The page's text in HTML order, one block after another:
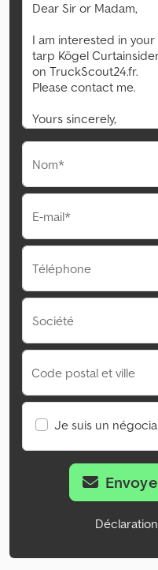
Nom*
E-mail*
Téléphone
Société
Code postal et ville
Je suis un